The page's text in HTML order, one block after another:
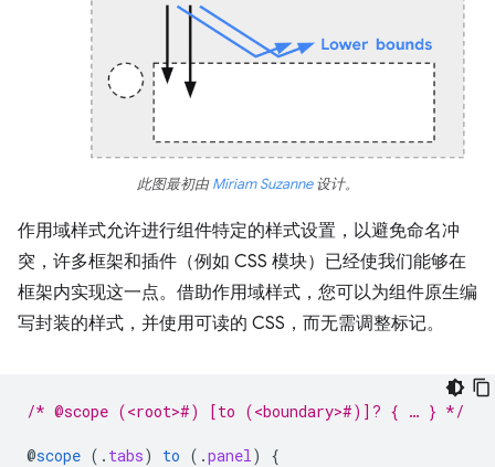
此图最初由Miriam Suzanne设计。
作用域样式允许进行组件特定的样式设置，以避免命名冲
突，许多框架和插件（例如 CSS 模块）已经使我们能够在
框架内实现这一点。借助作用域样式，您可以为组件原生编
写封装的样式，并使用可读的 CSS，而无需调整标记。
/* @scope (<root>#) [to (<boundary>#)]? { … } */
@scope ( . tabs) to ( .panel)
{